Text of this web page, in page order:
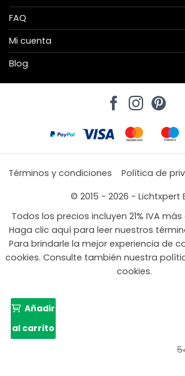
FAQ
Mi cuenta
Blog
Términos y condiciones Política de
© 2015 - 2026 - Lichtxpert
Todos los precios incluyen 21% IVA
Haga clic aquí para leer nuestros
Para brindarle la mejor experiencia de
cookies. Consulte también nuestra
cookies.
Añadir
al carrito